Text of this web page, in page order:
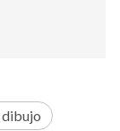
dibujo